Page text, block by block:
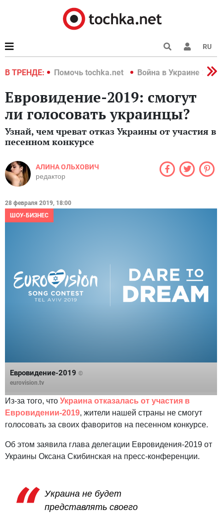
RU
В ТРЕНДЕ:
2022 Помочь tochka.net Война в Украине 2022
Евровидение-2019: смогут
ли голосовать украинцы?
Узнай, чем чреват отказ Украины от участия в
песенном конкурсе
АЛИНА ОЛЬХОВИЧ
редактор
28 февраля 2019, 18:00
ШОУ-БИЗНЕС
Евровидение-2019 ©
eurovision.tv
Из-за того, что Украина отказалась от участия в
Евровидении-2019, жители нашей страны не смогут
голосовать за своих фаворитов на песенном конкурсе.
Об этом заявила глава делегации Евровидения-2019 от
Украины Оксана Скибинская на пресс-конференции.
Украина не будет
представлять своего